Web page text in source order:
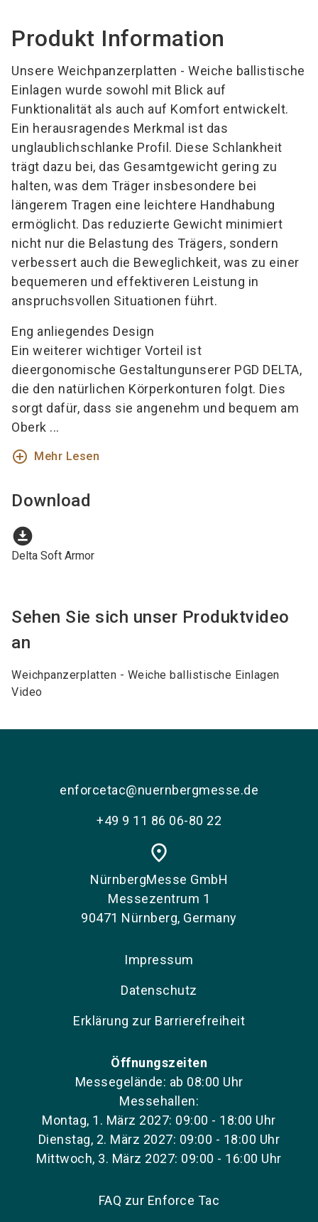
Produkt Information
Unsere Weichpanzerplatten - Weiche ballistische
Einlagen wurde sowohl mit Blick auf
Funktionalität als auch auf Komfort entwickelt.
Ein herausragendes Merkmal ist das
unglaublichschlanke Profil. Diese Schlankheit
trägt dazu bei, das Gesamtgewicht gering zu
halten, was dem Träger insbesondere bei
längerem Tragen eine leichtere Handhabung
ermöglicht. Das reduzierte Gewicht minimiert
nicht nur die Belastung des Trägers, sondern
verbessert auch die Beweglichkeit, was zu einer
bequemeren und effektiveren Leistung in
anspruchsvollen Situationen führt.
Eng anliegendes Design
Ein weiterer wichtiger Vorteil ist
dieergonomische Gestaltungunserer PGD DELTA,
die den natürlichen Körperkonturen folgt. Dies
sorgt dafür, dass sie angenehm und bequem am
Oberk ...
add_circle_outline Mehr Lesen
Download
download_for_offline
Delta Soft Armor
Sehen Sie sich unser Produktvideo
an
Weichpanzerplatten - Weiche ballistische Einlagen
Video
enforcetac@nuernbergmesse.de
+49 9 11 86 06-80 22
place
NürnbergMesse GmbH
Messezentrum 1
90471 Nürnberg, Germany
Impressum
Datenschutz
Erklärung zur Barrierefreiheit
Öffnungszeiten
Messegelände: ab 08:00 Uhr
Messehallen:
Montag, 1. März 2027: 09:00 - 18:00 Uhr
Dienstag, 2. März 2027: 09:00 - 18:00 Uhr
Mittwoch, 3. März 2027: 09:00 - 16:00 Uhr
FAQ zur Enforce Tac